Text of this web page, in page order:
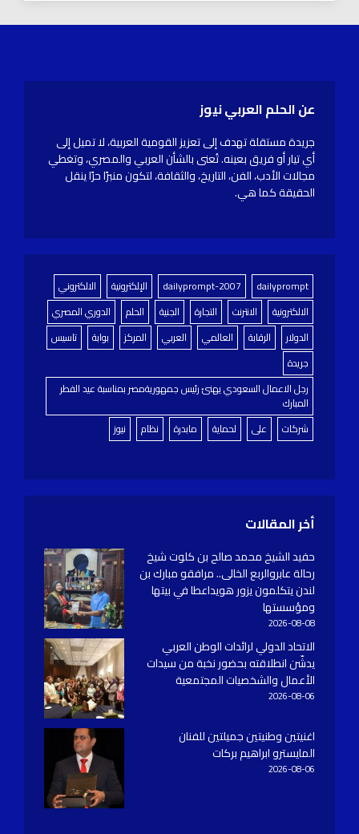
عن الحلم العربي نيوز
جريدة مستقلة تهدف إلى تعزيز القومية العربية، لا تميل إلى
أي تيار أو فريق بعينه. تُعنى بالشأن العربي والمصري، وتغطي
مجالات الأدب، الفن، التاريخ، والثقافة، لتكون منبرًا حرًا ينقل
الحقيقة كما هي.
dailyprompt
dailyprompt-2007 الإلكترونية
الالكتروني
الالكترونية
الانترنت التجارة الجنية الحلم
الدوري المصري
الدولار
الرقابة العالمي العربي المركز بوابة
تاسيس
جريدة
رجل الاعمال السعودي يهنئ رئيس جمهوريةمصر بمناسبة عيد الفطر
المبارك
شركات
على لحماية مابدرة نظام نيوز
أخر المقالات
حفيد الشيخ محمد صالح بن كلوت شيخ
رحالة عابروالربع الخالى.. مرافقو مبارك بن
لندن يتكلمون يزور هويداعطا في بيتها
ومؤسستها
2026-08-08
الاتحاد الدولي لرائدات الوطن العربي
يدشّن انطلاقته بحضور نخبة من سيدات
الأعمال والشخصيات المجتمعية
2026-08-06
اغنيتين وطنيتين جميلتين للفنان
المايسترو ابراهيم بركات
2026-08-06